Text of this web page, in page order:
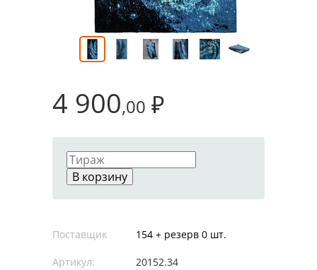
4 900,00 ₽
В корзину
Поставщик 154 + резерв 0 шт.
Артикул:
20152.34